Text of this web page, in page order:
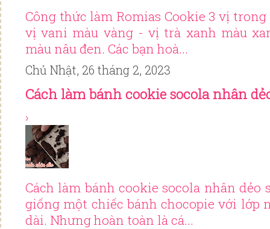
Công thức làm Romias Cookie 3 vị trong
vị vani màu vàng - vị trà xanh màu
màu nâu đen. Các bạn hoà...
Chủ Nhật, 26 tháng 2, 2023
Cách làm bánh cookie socola nhân
›
Cách làm bánh cookie socola nhân dẻo
giống một chiếc bánh chocopie với lớp
dài. Nhưng hoàn toàn là cá...